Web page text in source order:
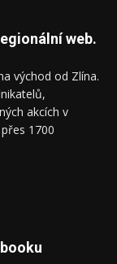
web.
východ od Zlína.
akcích v
1700